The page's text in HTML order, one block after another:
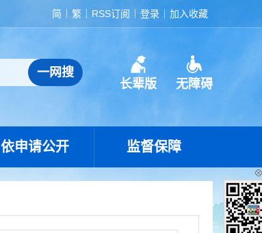
简 繁 RSS订阅 登录 加入收藏
长辈版 无障碍
依申请公开 监督保障